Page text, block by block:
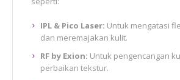
IPL & Pico Laser: Untuk mengatasi
dan meremajakan kulit.
RF by Exion: Untuk pengencangan
perbaikan tekstur.